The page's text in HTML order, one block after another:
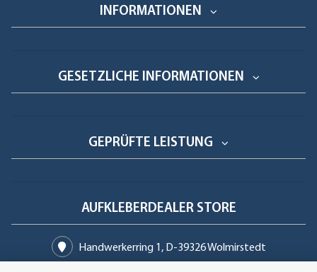
INFORMATIONEN
GESETZLICHE INFORMATIONEN
GEPRÜFTE LEISTUNG
AUFKLEBERDEALER STORE
Handwerkerring 1, D-39326 Wolmirstedt